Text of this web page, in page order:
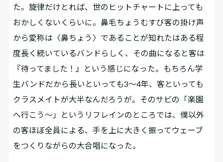
た。旋律だけとれば、世のヒットチャートに上っても
おかしくないくらいに。鼻毛ちょうむすび――客の掛け声
から愛称は〈鼻ちょう〉であることが知れた――はある程
度長く続いているバンドらしく、その曲になると客は
『待ってました！』という感じになった。もちろん学
生バンドだから長いといっても3～4年、客といっても
クラスメイトが大半なんだろうが。そのサビの「楽園
へ行こう～」というリフレインのところでは、僕以外
の客ほぼ全員による、手を上に大きく振ってウェーブ
をつくりながらの大合唱になった。